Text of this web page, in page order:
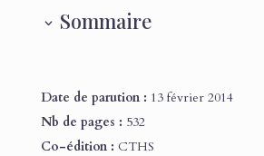
Sommaire
Date de parution : 13 février 2014
Nb de pages : 532
Co-édition : CTHS